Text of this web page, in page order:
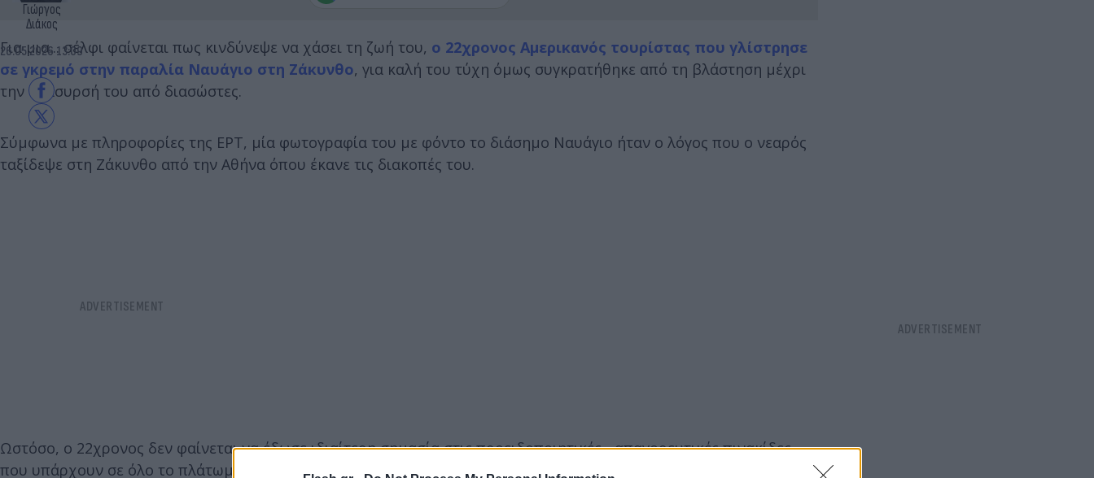
Γιώργος
Διάκος
26.05.2026 13:09
Για μια... σέλφι φαίνεται πως κινδύνεψε να χάσει τη ζωή του, ο 22χρονος Αμερικανός τουρίστας που γλίστρησε
σε γκρεμό στην παραλία Ναυάγιο στη Ζάκυνθο, για καλή του τύχη όμως συγκρατήθηκε από τη βλάστηση μέχρι
την ανάσυρσή του από διασώστες.
Σύμφωνα με πληροφορίες της ΕΡΤ, μία φωτογραφία του με φόντο το διάσημο Ναυάγιο ήταν ο λόγος που ο νεαρός
ταξίδεψε στη Ζάκυνθο από την Αθήνα όπου έκανε τις διακοπές του.
Ωστόσο, ο 22χρονος δεν φαίνεται να έδωσε ιδιαίτερη σημασία στις προειδοποιητικές - απαγορευτικές πινακίδες
που υπάρχουν σε όλο το πλάτωμα πάνω από το Ναυάγιο, ενώ πέρασε και έξω από τα κάγκελα που υπάρχουν στο